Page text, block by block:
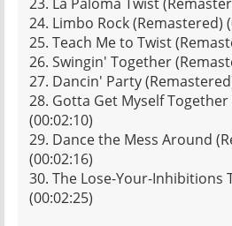
24. Limbo Rock (Remastered)
25. Teach Me to Twist
26. Swingin' Together
27. Dancin' Party
28. Gotta Get Myself
(00:02:10)
29. Dance the Mess Around
(00:02:16)
30. The Lose-Your-Inhibitions
(00:02:25)